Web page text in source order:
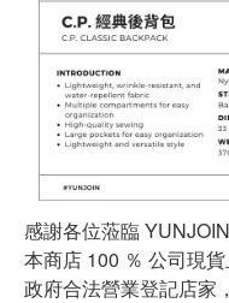
感謝各位蒞臨 YUNJOIN
本商店 100 ％ 公司現
政府合法營業登記店家